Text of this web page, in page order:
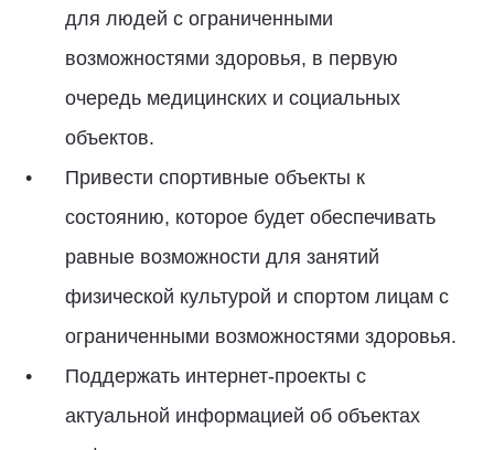
для людей с ограниченными
возможностями здоровья, в первую
очередь медицинских и социальных
объектов.
Привести спортивные объекты к
состоянию, которое будет обеспечивать
равные возможности для занятий
физической культурой и спортом лицам с
ограниченными возможностями здоровья.
Поддержать интернет-проекты с
актуальной информацией об объектах